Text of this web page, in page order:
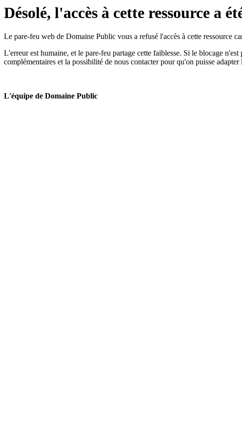
Désolé, l'accès à cette ressource a
Le pare-feu web de Domaine Public vous a refusé l'accès à cette ressource
L'erreur est humaine, et le pare-feu partage cette faiblesse. Si le blocage
complémentaires et la possibilité de nous contacter pour qu'on puisse adapter
L'équipe de Domaine Public